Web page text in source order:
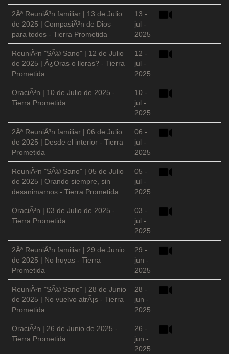
2Âª ReuniÃ³n familiar | 13 de Julio
de 2025 | CompasiÃ³n de Dios
para todos - Tierra Prometida
13 -
jul -
2025
ReuniÃ³n "SÃ© Sano" | 12 de Julio
de 2025 | Â¿Oras o lloras? - Tierra
Prometida
12 -
jul -
2025
OraciÃ³n | 10 de Julio de 2025 -
Tierra Prometida
10 -
jul -
2025
2Âª ReuniÃ³n familiar | 06 de Julio
de 2025 | Desde el interior - Tierra
Prometida
06 -
jul -
2025
ReuniÃ³n "SÃ© Sano" | 05 de Julio
de 2025 | Orando siempre, sin
desanimarnos - Tierra Prometida
05 -
jul -
2025
OraciÃ³n | 03 de Julio de 2025 -
Tierra Prometida
03 -
jul -
2025
2Âª ReuniÃ³n familiar | 29 de Junio
de 2025 | No huyas - Tierra
Prometida
29 -
jun -
2025
ReuniÃ³n "SÃ© Sano" | 28 de Junio
de 2025 | No vuelvo atrÃ¡s - Tierra
Prometida
28 -
jun -
2025
OraciÃ³n | 26 de Junio de 2025 -
Tierra Prometida
26 -
jun -
2025